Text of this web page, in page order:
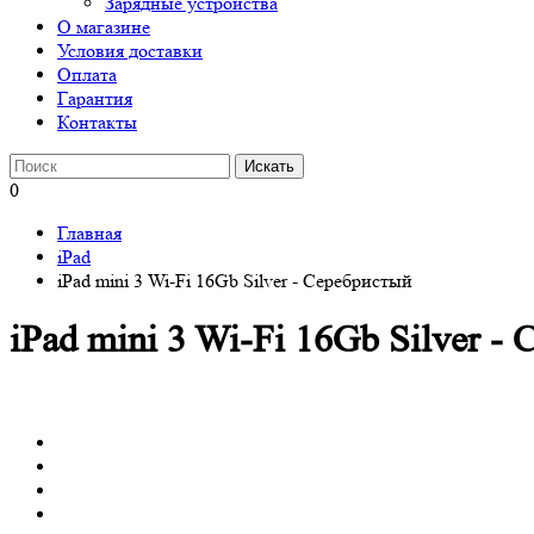
О магазине
Условия доставки
Оплата
Гарантия
Контакты
0
Главная
iPad
iPad mini 3 Wi-Fi 16Gb Silver - Серебристый
iPad mini 3 Wi-Fi 16Gb Silver -